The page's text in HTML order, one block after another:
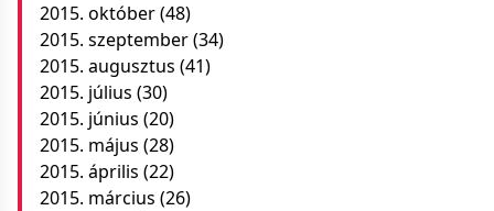
2015. október(48)
2015. szeptember(34)
2015. augusztus (41)
2015. július (30)
2015. június (20)
2015. május (28)
2015. április (22)
2015. március (26)